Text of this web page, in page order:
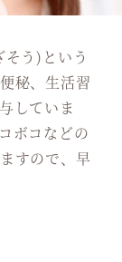
う)という
秘、生活習
していま
ボコなどの
すので、早